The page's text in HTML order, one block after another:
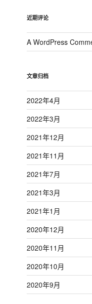
近期评论
A WordPress
文章归档
2022年4月
2022年3月
2021年12月
2021年11月
2021年7月
2021年3月
2021年1月
2020年12月
2020年11月
2020年10月
2020年9月